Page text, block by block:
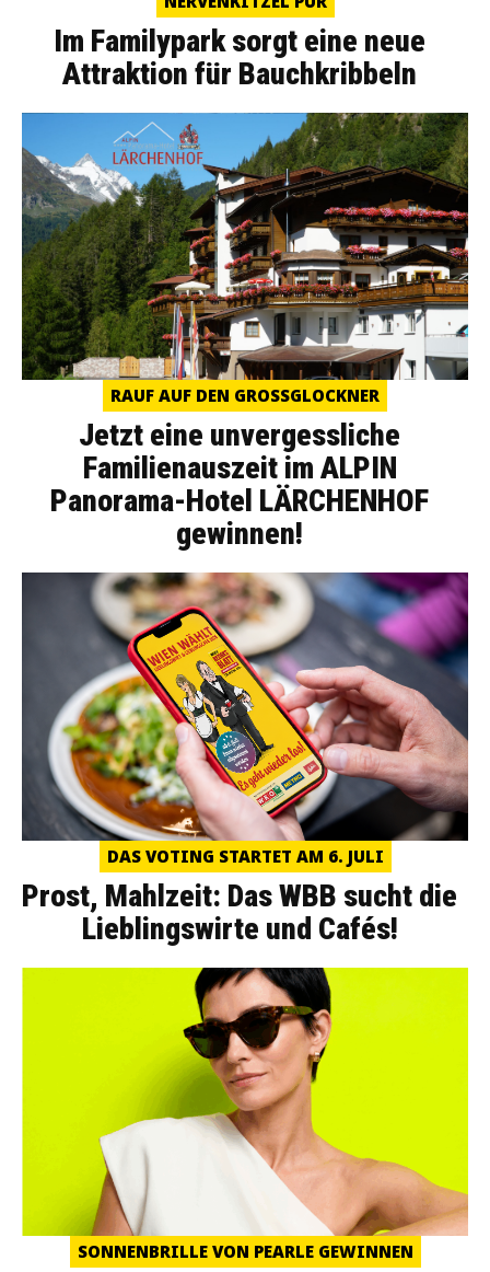
Im Familypark sorgt eine neue
Attraktion für Bauchkribbeln
RAUF AUF DEN GROSSGLOCKNER
Jetzt eine unvergessliche
Familienauszeit im ALPIN
Panorama-Hotel LÄRCHENHOF
gewinnen!
DAS VOTING STARTET AM 6. JULI
Prost, Mahlzeit: Das WBB sucht die
Lieblingswirte und Cafés!
SONNENBRILLE VON PEARLE GEWINNEN